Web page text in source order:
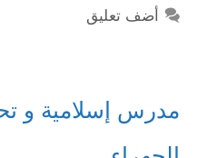
أضف تعليق
مدرس إسلامية و